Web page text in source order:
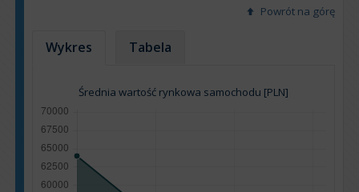
Powrót na górę
Wykres Tabela
Średnia wartość rynkowa samochodu [PLN]